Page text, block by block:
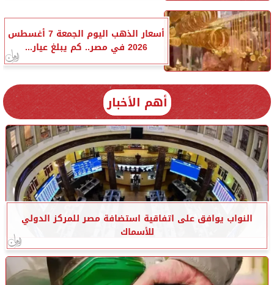
أسعار الذهب اليوم الجمعة 7 أغسطس
2026 في مصر.. كم يبلغ عيار...
أهم الأخبار
النواب يوافق على اتفاقية استضافة مصر للمركز الدولي
للأسماك